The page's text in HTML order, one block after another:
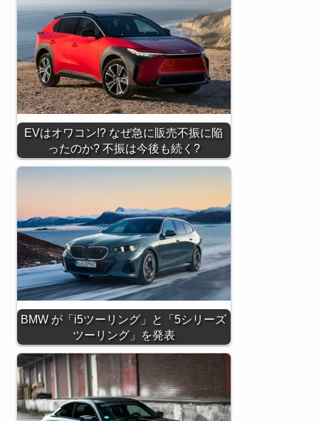
EVはオワコン!? なぜ急に販売不振に陥
ったのか? 不振は今後も続く?
BMW が「i5ツーリング」と「5シリーズ
ツーリング」を発表